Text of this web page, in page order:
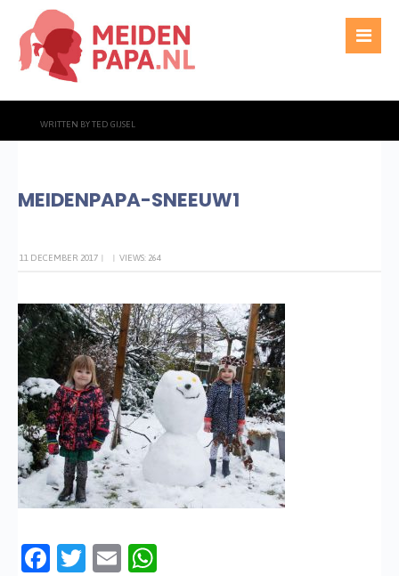
WRITTEN BYTED GIJSEL
MEIDENPAPA-SNEEUW1
11 DECEMBER 2017 | | VIEWS: 264
Facebook
Twitter
Email